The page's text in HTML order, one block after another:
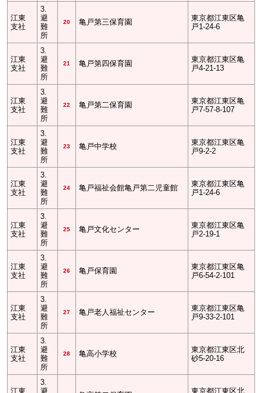
江東
支社
3.
避
難
所
20 亀戸第三保育園
東京都江東区亀
戸1-24-6
江東
支社
3.
避
難
所
21 亀戸第四保育園
東京都江東区亀
戸4-21-13
江東
支社
3.
避
難
所
22 亀戸第二保育園
東京都江東区亀
戸7-57-8-107
江東
支社
3.
避
難
所
23 亀戸中学校
東京都江東区亀
戸9-2-2
江東
支社
3.
避
難
所
24 亀戸福祉会館亀戸第二児童館
東京都江東区亀
戸1-24-6
江東
支社
3.
避
難
所
25 亀戸文化センター
東京都江東区亀
戸2-19-1
江東
支社
3.
避
難
所
26 亀戸保育園
東京都江東区亀
戸6-54-2-101
江東
支社
3.
避
難
所
27 亀戸老人福祉センター
東京都江東区亀
戸9-33-2-101
江東
支社
3.
避
難
所
28 亀高小学校
東京都江東区北
砂5-20-16
江東
3.
避
東京都江東区北